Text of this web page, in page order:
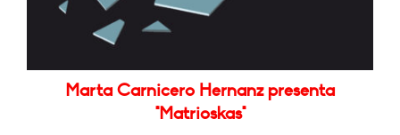
Marta Carnicero Hernanz presenta
"Matrioskas"